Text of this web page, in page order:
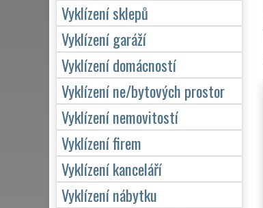
Vyklízení sklepů
Vyklízení garáží
Vyklízení domácností
Vyklízení ne/bytových prostor
Vyklízení nemovitostí
Vyklízení firem
Vyklízení kanceláří
Vyklízení nábytku